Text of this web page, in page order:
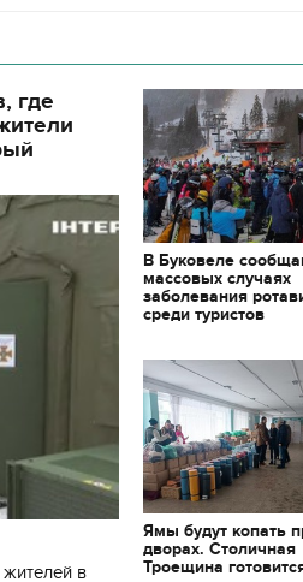
где
в
В Буковеле
массовых случаях
заболевания
среди туристов
Ямы будут копать
дворах. Столичная
Троещина